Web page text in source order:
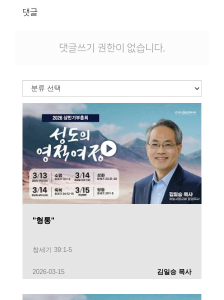
댓글
댓글쓰기 권한이 없습니다.
"형통"
창세기 39:1-5
2026-03-15 김일승 목사